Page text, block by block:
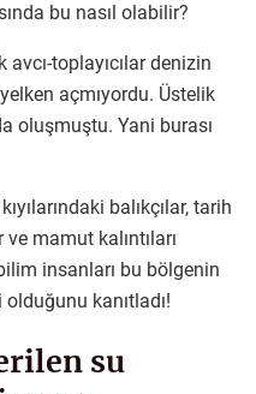
bu nasıl olabilir?
toplayıcılar denizin
açmıyordu. Üstelik
oluşmuştu. Yani burası
balıkçılar, tarih
mamut kalıntıları
insanları bu bölgenin
kanıtladı!
su